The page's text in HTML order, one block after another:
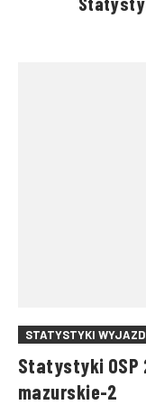
STATYSTYKI
Statystyki OSP
mazurskie-2